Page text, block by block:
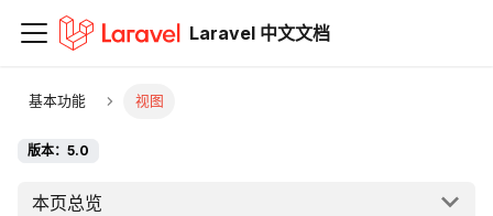
Laravel 中文文档
基本功能 视图
版本：5.0
本页总览